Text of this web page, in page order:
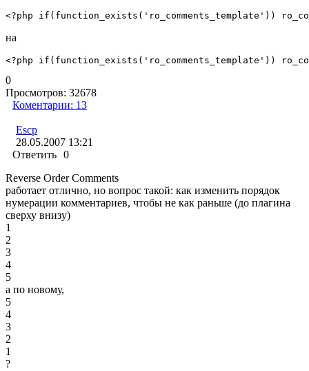
<?php if(function_exists('ro_comments_template'))
на
<?php if(function_exists('ro_comments_template'))
0
Просмотров: 32678
Коментарии: 13
Escp
28.05.2007 13:21
Ответить 0
Reverse Order Comments
работает отлично, но вопрос такой: как изменить порядок
нумерации комментариев, чтобы не как раньше (до плагина
сверху внизу)
1
2
3
4
5
а по новому,
5
4
3
2
1
?